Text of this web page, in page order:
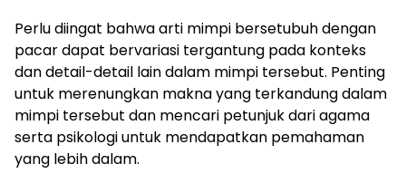
Perlu diingat bahwa arti mimpi bersetubuh dengan
pacar dapat bervariasi tergantung pada konteks
dan detail-detail lain dalam mimpi tersebut. Penting
untuk merenungkan makna yang terkandung dalam
mimpi tersebut dan mencari petunjuk dari agama
serta psikologi untuk mendapatkan pemahaman
yang lebih dalam.